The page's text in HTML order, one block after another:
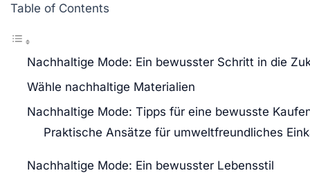
Table of Contents
Nachhaltige Mode: Ein bewusster Schritt in die
Wähle nachhaltige Materialien
Nachhaltige Mode: Tipps für eine bewusste
Praktische Ansätze für umweltfreundliches
Nachhaltige Mode: Ein bewusster Lebensstil